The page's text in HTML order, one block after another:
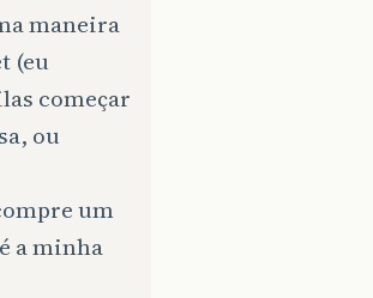
maneira
(eu
começar
ou
um
a minha